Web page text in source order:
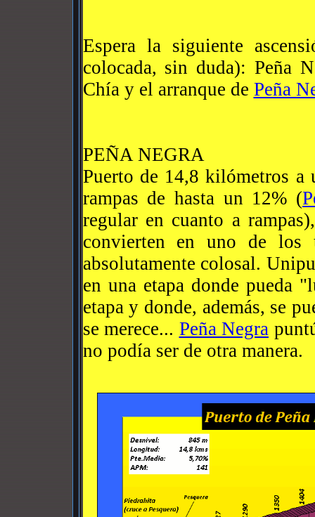
Espera la siguiente
colocada, sin duda): Peña
Chía y el arranque de Peña
PEÑA NEGRA
Puerto de 14,8 kilómetros a
rampas de hasta un 12% (
regular en cuanto a
convierten en uno de los
absolutamente colosal.
en una etapa donde pueda
etapa y donde, además, se
se merece... Peña Negra
no podía ser de otra manera.